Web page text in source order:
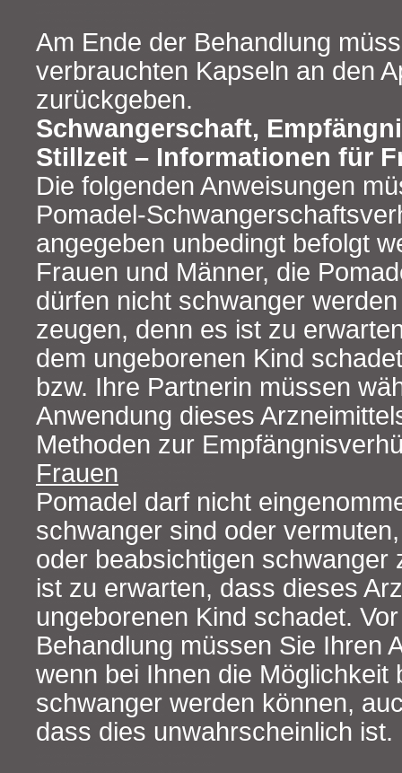
Am Ende der Behandlung
verbrauchten Kapseln an den
zurückgeben.
Schwangerschaft,
Stillzeit – Informationen für
Die folgenden Anweisungen
Pomadel-
angegeben unbedingt befolgt
Frauen und Männer, die
dürfen nicht schwanger
zeugen, denn es ist zu
dem ungeborenen Kind
bzw. Ihre Partnerin müssen
Anwendung dieses
Methoden zur
Frauen
Pomadel darf nicht
schwanger sind oder
oder beabsichtigen schwanger
ist zu erwarten, dass dieses
ungeborenen Kind schadet.
Behandlung müssen Sie Ihren
wenn bei Ihnen die Möglichkeit
schwanger werden können,
dass dies unwahrscheinlich ist.